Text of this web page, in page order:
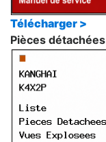
Télécharger >
Pièces détachées